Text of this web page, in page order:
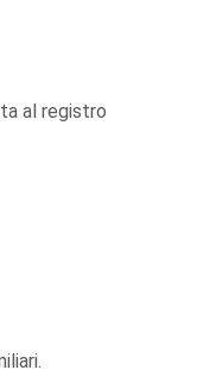
al registro